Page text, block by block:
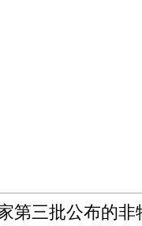
三批公布的非